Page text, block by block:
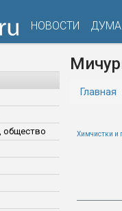
НОВОСТИ ДУМА
общество
Главная
Химчистки и